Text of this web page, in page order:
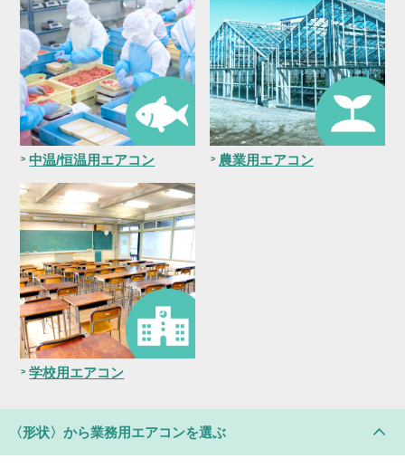
中温/恒温用エアコン 農業用エアコン
学校用エアコン
〈形状〉 から業務用エアコンを選ぶ